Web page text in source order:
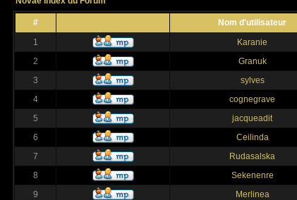
# Nom d'utilisateur
1
Karanie
2
Granuk
3
sylves
4
cognegrave
5
jacqueadit
6
Ceilinda
7
Rudasalska
8
Sekenenre
9
Merlinea